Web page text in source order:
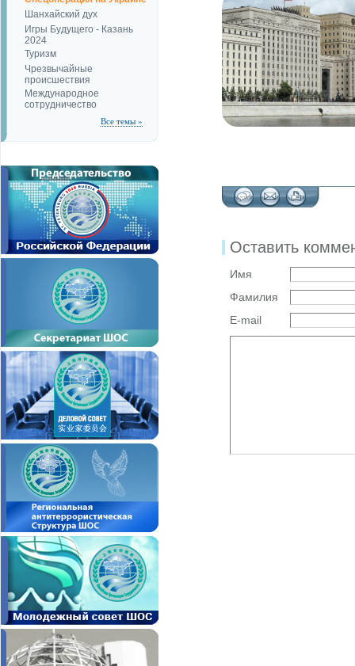
Шанхайский дух
Игры Будущего - Казань
2024
Туризм
Чрезвычайные
происшествия
Международное
сотрудничество
Все темы »
Оставить
Имя
Фамилия
E-mail